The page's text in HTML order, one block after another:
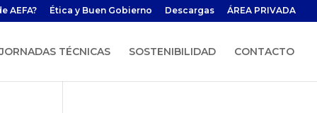
AEFA? Ética y Buen Gobierno Descargas ÁREA PRIVADA
JORNADAS TÉCNICAS SOSTENIBILIDAD CONTACTO